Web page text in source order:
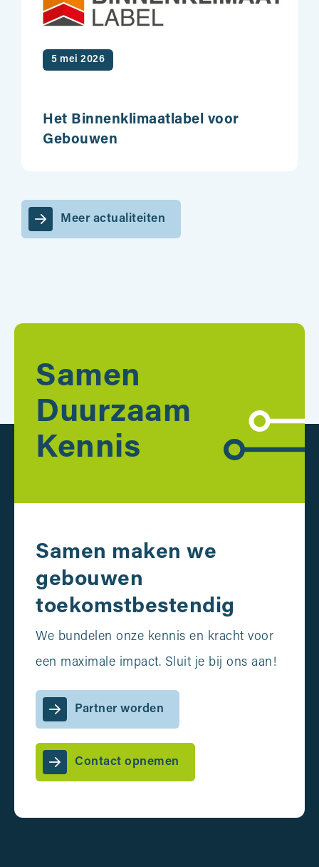
5 mei 2026
Het Binnenklimaatlabel voor
Gebouwen
Meer actualiteiten
Samen
Duurzaam
Kennis
Samen maken we
gebouwen
toekomstbestendig
We bundelen onze kennis en kracht voor
een maximale impact. Sluit je bij ons aan!
Partner worden
Contact opnemen